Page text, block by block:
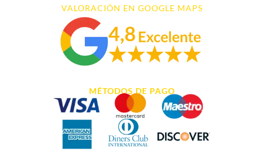
VALORACIÓN EN GOOGLE MAPS
MÉTODOS DE PAGO